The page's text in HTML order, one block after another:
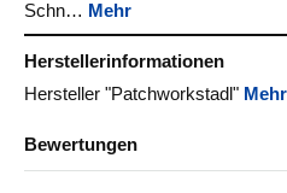
Schn… Mehr
Herstellerinformationen
Hersteller "Patchworkstadl"
Bewertungen